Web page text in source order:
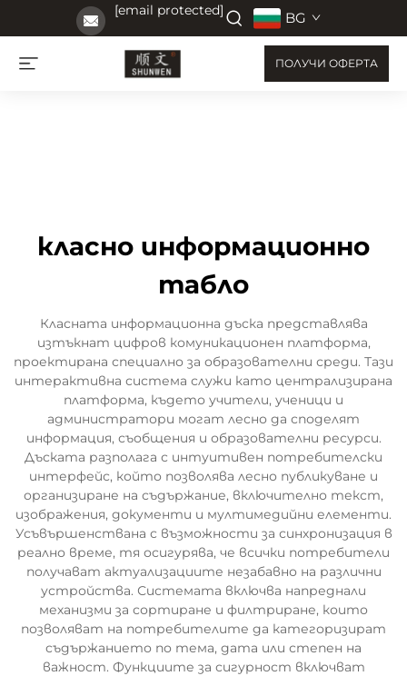
[email protected] BG
ПОЛУЧИ ОФЕРТА
класно информационно
табло
Класната информационна дъска представлява
изтъкнат цифров комуникационен платформа,
проектирана специално за образователни среди. Тази
интерактивна система служи като централизирана
платформа, където учители, ученици и
администратори могат лесно да споделят
информация, съобщения и образователни ресурси.
Дъската разполага с интуитивен потребителски
интерфейс, който позволява лесно публикуване и
организиране на съдържание, включително текст,
изображения, документи и мултимедийни елементи.
Усъвършенствана с възможности за синхронизация в
реално време, тя осигурява, че всички потребители
получават актуализациите незабавно на различни
устройства. Системата включва напреднали
механизми за сортиране и филтриране, които
позволяват на потребителите да категоризират
съдържанието по тема, дата или степен на
важност. Функциите за сигурност включват